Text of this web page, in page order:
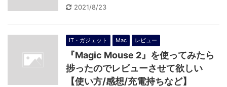
2021/8/23
IT・ガジェット Mac レビュー
『Magic Mouse 2』を使ってみたら
捗ったのでレビューさせて欲しい
【使い方/感想/充電持ちなど】